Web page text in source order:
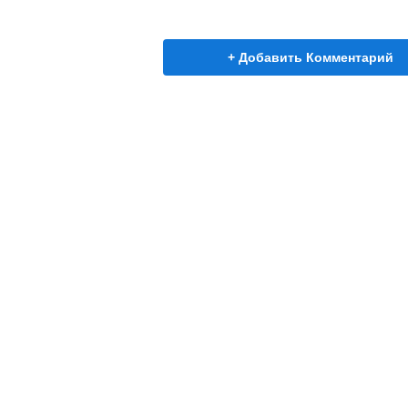
+ Добавить Комментарий